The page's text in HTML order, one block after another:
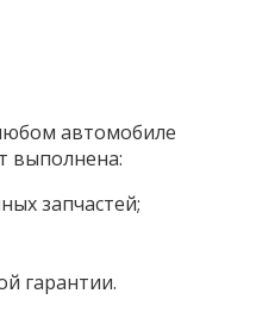
автомобиле
выполнена:
запчастей;
гарантии.